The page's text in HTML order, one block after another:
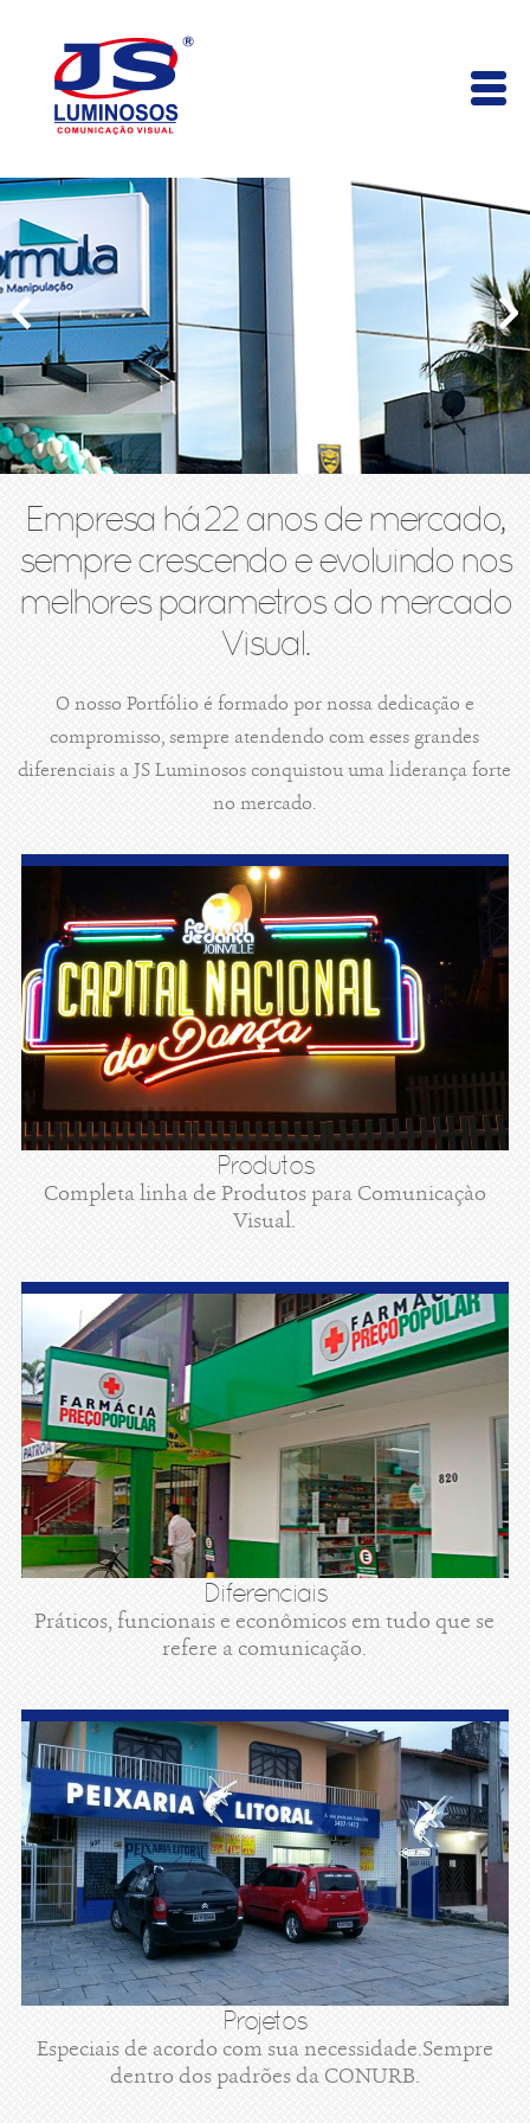
Empresa há 22 anos de mercado,
sempre crescendo e evoluindo nos
melhores parametros do mercado
Visual.
O nosso Portfólio é formado por nossa dedicação e
compromisso, sempre atendendo com esses grandes
diferenciais a JS Luminosos conquistou uma liderança forte
no mercado.
Produtos
Completa linha de Produtos para Comunicaçào
Visual.
Diferenciais
Práticos, funcionais e econômicos em tudo que se
refere a comunicação.
Projetos
Especiais de acordo com sua necessidade.Sempre
dentro dos padrões da CONURB.